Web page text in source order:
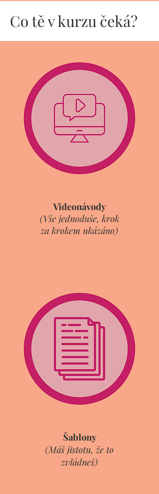
Co tě v kurzu čeká?
Videonávody
(Vše jednoduše, krok
za krokem ukázáno)
Šablony
(Máš jistotu, že to
zvládneš)